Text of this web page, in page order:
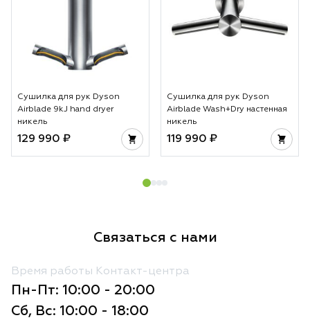
Сушилка для рук Dyson
Airblade 9kJ hand dryer
никель
129 990 ₽
Сушилка для рук Dyson
Airblade Wash+Dry настенная
никель
119 990 ₽
Связаться с нами
Время работы Контакт-центра
Пн-Пт: 10:00 - 20:00
Сб, Вс: 10:00 - 18:00